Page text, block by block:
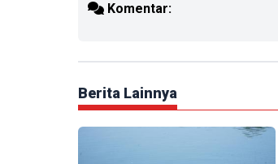
Komentar:
Berita Lainnya